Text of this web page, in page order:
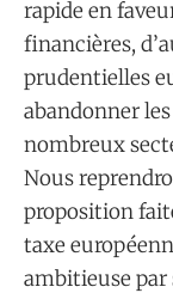
rapide en
financières,
prudentielles
abandonner
nombreux
Nous
proposition
taxe
ambitieuse par